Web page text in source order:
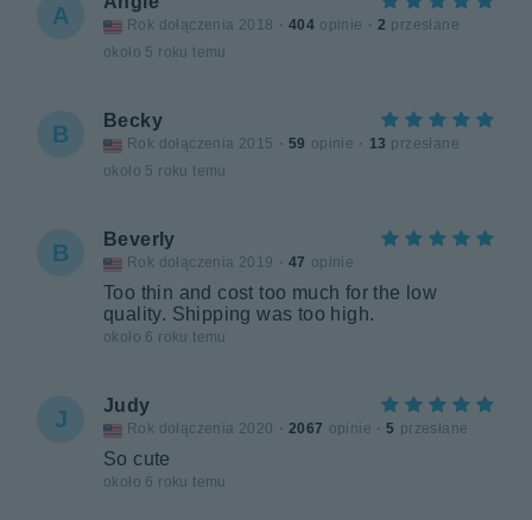
A Rok dołączenia 2018 · 404 opinie · 2 przesłane
około 5 roku temu
B
Becky
Rok dołączenia 2015 · 59 opinie · 13 przesłane
około 5 roku temu
B
Beverly
Rok dołączenia 2019 · 47 opinie
Too thin and cost too much for the low
quality. Shipping was too high.
około 6 roku temu
J
Judy
Rok dołączenia 2020 · 2067 opinie · 5 przesłane
So cute
około 6 roku temu